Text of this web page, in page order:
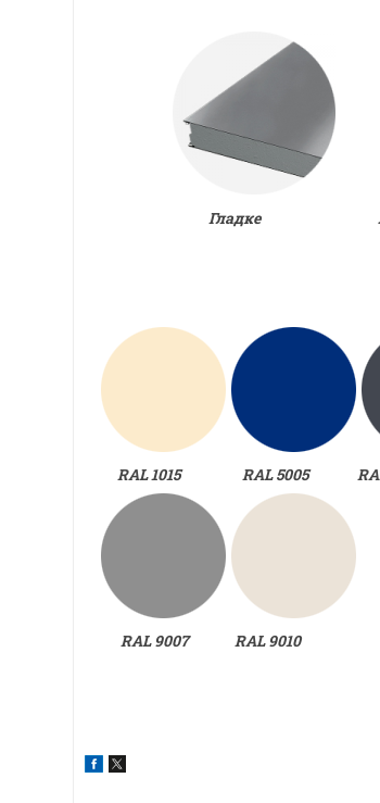
Гладке
RAL 1015 RAL 5005
RAL 9007 RAL 9010